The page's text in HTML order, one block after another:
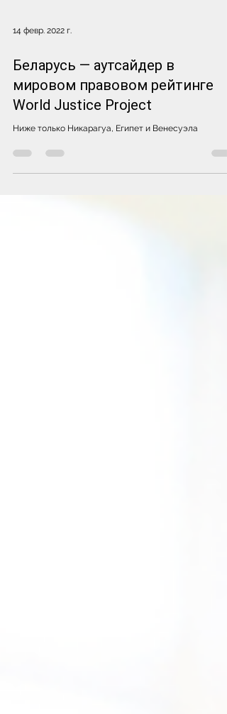
14 февр. 2022 г.
Беларусь — аутсайдер в
мировом правовом рейтинге
World Justice Project
Ниже только Никарагуа, Египет и Венесуэла